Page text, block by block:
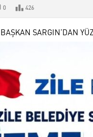
0 426
BAŞKAN SARGIN’DAN